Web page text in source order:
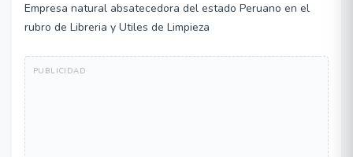
Empresa natural absatecedora del estado Peruano en el
rubro de Libreria y Utiles de Limpieza